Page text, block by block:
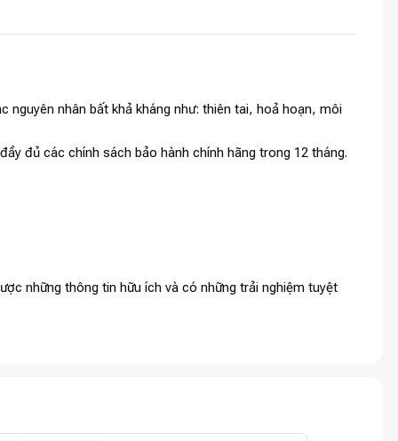
nhân bất khả kháng như: thiên tai, hoả hoạn, môi
đủ các chính sách bảo hành chính hãng trong 12 tháng.
những thông tin hữu ích và có những trải nghiệm tuyệt